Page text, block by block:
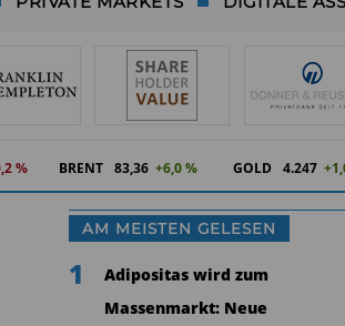
% BRENT 83,36 +6,0 % GOLD 4.247
AM MEISTEN GELESEN
1
Adipositas wird zum
Massenmarkt: Neue